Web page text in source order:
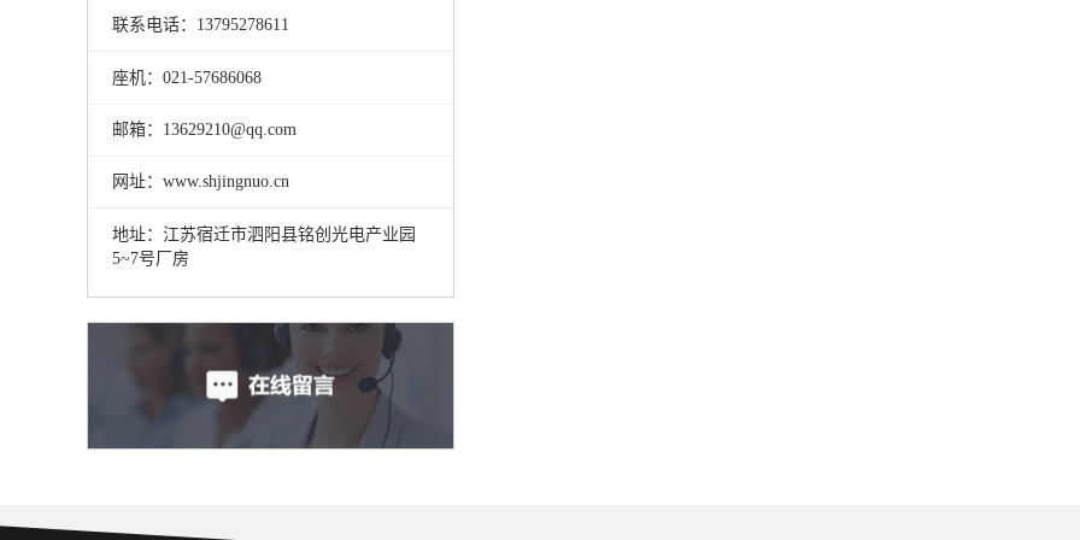
联系电话：13795278611
座机：021-57686068
邮箱：13629210@qq.com
网址：www.shjingnuo.cn
地址：江苏宿迁市泗阳县铭创光电产业园
5~7号厂房